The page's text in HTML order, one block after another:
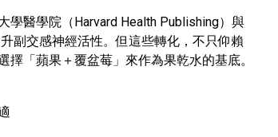
學醫學院（Harvard Health Publishing）與
副交感神經活性。但這些轉化，不只仰賴
「蘋果＋覆盆莓」來作為果乾⽔的基底。